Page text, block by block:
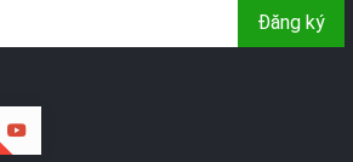
Đăng ký